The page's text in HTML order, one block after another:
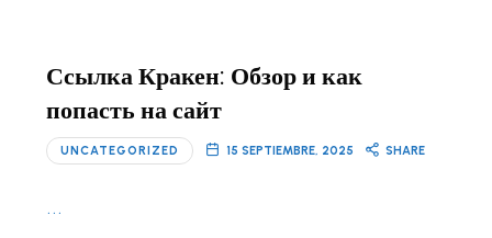
Ссылка Кракен: Обзор и как
попасть на сайт
UNCATEGORIZED 15 SEPTIEMBRE, 2025 SHARE
…